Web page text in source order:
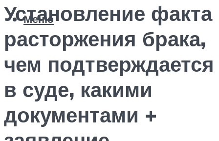
Меню
Установление факта
расторжения брака,
чем подтверждается
в суде, какими
документами +